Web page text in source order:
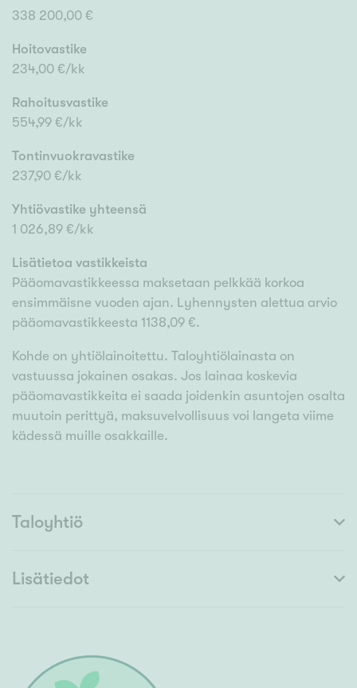
338 200,00 €
Hoitovastike
234,00 €/kk
Rahoitusvastike
554,99 €/kk
Tontinvuokravastike
237,90 €/kk
Yhtiövastike yhteensä
1 026,89 €/kk
Lisätietoa vastikkeista
Pääomavastikkeessa maksetaan pelkkää korkoa
ensimmäisne vuoden ajan. Lyhennysten alettua arvio
pääomavastikkeesta 1138,09 €.
Kohde on yhtiölainoitettu. Taloyhtiölainasta on
vastuussa jokainen osakas. Jos lainaa koskevia
pääomavastikkeita ei saada joidenkin asuntojen osalta
muutoin perittyä, maksuvelvollisuus voi langeta viime
kädessä muille osakkaille.
Taloyhtiö
Lisätiedot